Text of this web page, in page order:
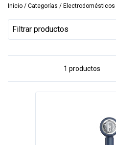
Inicio / Categorías / Electrodomésticos
Filtrar productos
1 productos